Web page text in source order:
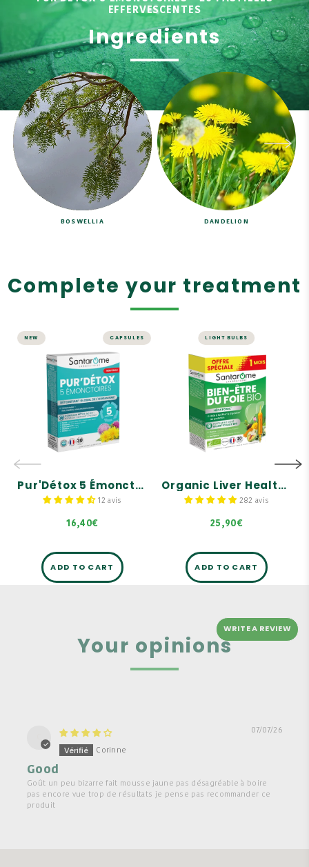
EFFERVESCENTES
Ingredients
BOSWELLIA DANDELION
Complete your treatment
NEW CAPSULES
Pur'Détox 5 Émonctoires - 30 Gélules
12 avis
16,40€
Pur'Détox 5
Émonctoires - 30
Gélules
Complexe DÉTOX ACTIV' :
BOSWELLIA + BARDANE +
PISSENLIT
Détoxifiant global de
l'organisme
5 émonctoires : Foie,
et peau
ADD TO CART
LIGHT BULBS
Organic Liver Health - Hepatonic - 30 ampoules
282 avis
25,90€
LIVER AND DIGESTION
Organic Liver
Health -
Hepatonic - 30
ampoules
Digestive comfort
Normal liver function
Helps facilitate digestion
ADD TO CART
Your opinions
WRITE A REVIEW
07/07/26
Corinne
Good
Goût un peu bizarre fait mousse jaune pas désagréable à boire
pas encore vue trop de résultats je pense pas recommander ce
produit